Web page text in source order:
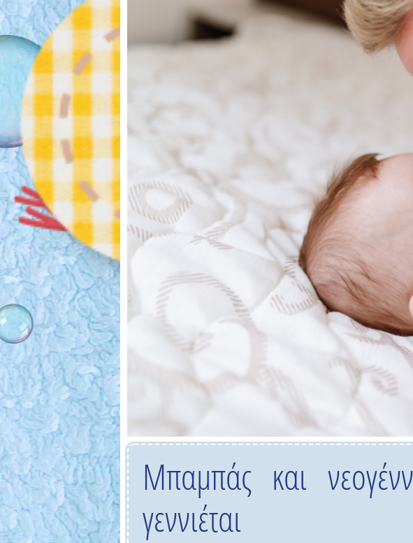
Μπαμπάς και
γεννιέται